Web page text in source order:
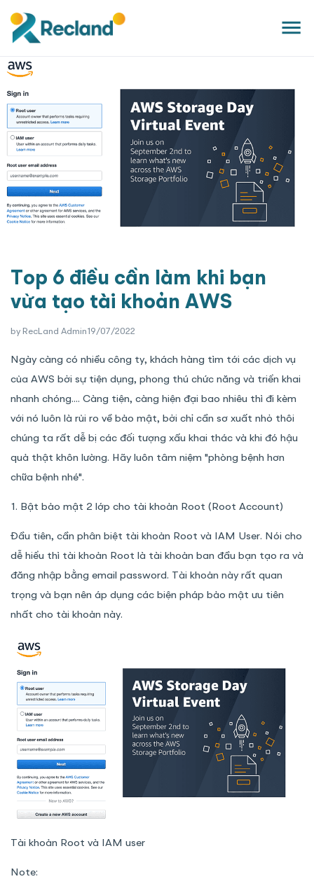
Top 6 điều cần làm khi bạn
vừa tạo tài khoản AWS
by RecLand Admin19/07/2022
Ngày càng có nhiều công ty, khách hàng tìm tới các dịch vụ
của AWS bởi sự tiện dụng, phong thú chức năng và triển khai
nhanh chóng.... Càng tiện, càng hiện đại bao nhiêu thì đi kèm
với nó luôn là rủi ro về bảo mật, bởi chỉ cần sơ xuất nhỏ thôi
chúng ta rất dễ bị các đối tượng xấu khai thác và khi đó hậu
quả thật khôn lường. Hãy luôn tâm niệm "phòng bệnh hơn
chữa bệnh nhé".
1. Bật bảo mật 2 lớp cho tài khoản Root (Root Account)
Đầu tiên, cần phân biệt tài khoản Root và IAM User. Nói cho
dễ hiểu thì tài khoản Root là tài khoản ban đầu bạn tạo ra và
đăng nhập bằng email password. Tài khoản này rất quan
trọng và bạn nên áp dụng các biện pháp bảo mật ưu tiên
nhất cho tài khoản này.
Tài khoản Root và IAM user
Note: